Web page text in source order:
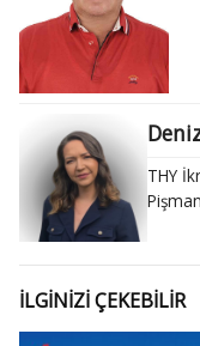
THY
İLGİNİZİ ÇEKEBİLİR